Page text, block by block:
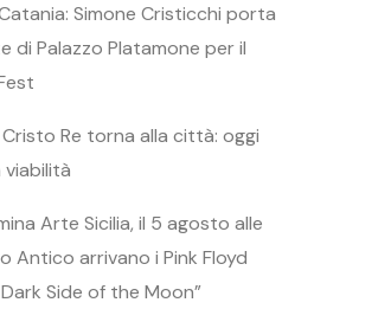
Simone Cristicchi porta
di Palazzo Platamone per il
Cristo Re torna alla città: oggi
Arte Sicilia, il 5 agosto alle
Antico arrivano i Pink Floyd
Side of the Moon”